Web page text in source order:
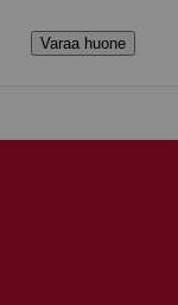
Varaa huone